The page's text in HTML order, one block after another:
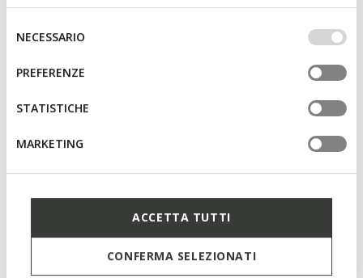
base dei tuoi gusti ed interessi. Selezionando
IMPOSTAZIONI potrai anche scegliere quali cookies ed
altri strumenti di tracciamento autorizzare. Per maggiori
informazioni o per modificare in qualsiasi momento le
tue impostazioni, visita la nostra
del
consenso
NECESSARIO
PREFERENZE
STATISTICHE
MARKETING
ACCETTA TUTTI
CONFERMA SELEZIONATI
PROVIDE GROWING FEET WITH THE RIGHT
AMOUNT OF SUPPORT.